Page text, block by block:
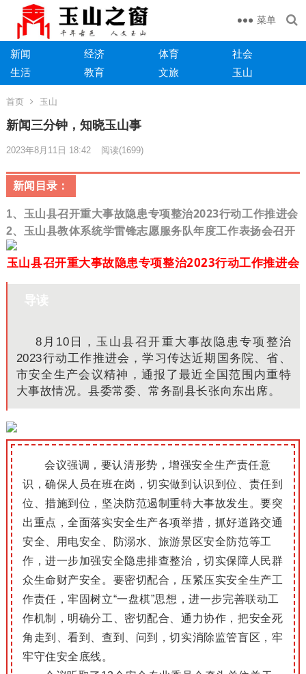
菜单
新闻 经济 体育
社会
生活
教育 文旅 玉山
首页 玉山
​​新闻三分钟，知晓玉山事
2023年8月11日 18:42 阅读(1699)
新闻目录：
1、 玉山县召开重大事故隐患专项整治2023行动工作推进会
2、 玉山县教体系统学雷锋志愿服务队年度工作表扬会召开
玉山县召开重大事故隐患专项整治2023行动工作推进会
导读
8月10日，玉山县召开重大事故隐患专项整治
2023行动工作推进会，学习传达近期国务院、省、
市安全生产会议精神，通报了最近全国范围内重特
大事故情况。县委常委、常务副县长张向东出席。
会议强调，要认清形势，增强安全生产责任意
识，确保人员在班在岗，切实做到认识到位、责任到
位、措施到位，坚决防范遏制重特大事故发生。要突
出重点，全面落实安全生产各项举措，抓好道路交通
安全、用电安全、防溺水、旅游景区安全防范等工
作，进一步加强安全隐患排查整治，切实保障人民群
众生命财产安全。要密切配合，压紧压实安全生产工
作责任，牢固树立“一盘棋”思想，进一步完善联动工
作机制，明确分工、密切配合、通力协作，把安全死
角走到、看到、查到、问到，切实消除监管盲区，牢
牢守住安全底线。